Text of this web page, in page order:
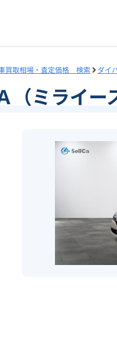
買取相場・査定価格 検索 ダイ
（ミライ